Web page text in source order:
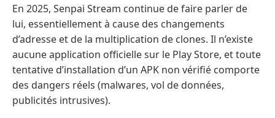
En 2025, Senpai Stream continue de faire parler de
lui, essentiellement à cause des changements
d’adresse et de la multiplication de clones. Il n’existe
aucune application officielle sur le Play Store, et toute
tentative d’installation d’un APK non vérifié comporte
des dangers réels (malwares, vol de données,
publicités intrusives).